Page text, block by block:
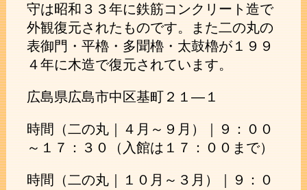
守は昭和３３年に鉄筋コンクリート造で
外観復元されたものです。また二の丸の
表御門・平櫓・多聞櫓・太鼓櫓が１９９
４年に木造で復元されています。
広島県広島市中区基町２１―１
時間（二の丸｜４月～９月）｜９：００
～１７：３０（入館は１７：００まで）
時間（二の丸｜１０月～３月）｜９：０